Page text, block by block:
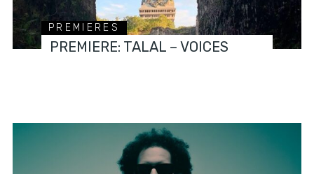
PREMIERES
PREMIERE: TALAL – VOICES